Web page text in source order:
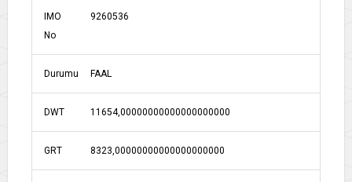
IMO
No
9260536
Durumu FAAL
DWT 11654,00000000000000000000
GRT 8323,00000000000000000000